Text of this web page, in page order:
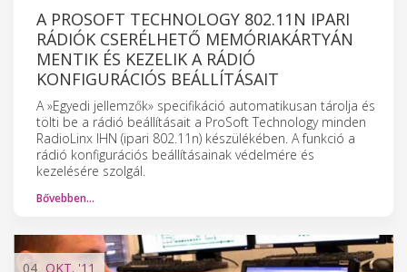
A PROSOFT TECHNOLOGY 802.11N IPARI
RÁDIÓK CSERÉLHETŐ MEMÓRIAKÁRTYÁN
MENTIK ÉS KEZELIK A RÁDIÓ
KONFIGURÁCIÓS BEÁLLÍTÁSAIT
A »Egyedi jellemzők» specifikáció automatikusan tárolja és
tölti be a rádió beállításait a ProSoft Technology minden
RadioLinx IHN (ipari 802.11n) készülékében. A funkció a
rádió konfigurációs beállításainak védelmére és
kezelésére szolgál.
Bővebben…
04 OKT. '11